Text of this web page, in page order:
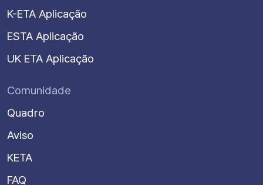
K-ETA Aplicação
ESTA Aplicação
UK ETA Aplicação
Comunidade
Quadro
Aviso
KETA
FAQ